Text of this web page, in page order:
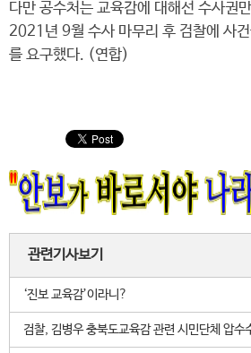
다만 공수처는 교육감에 대해선 수사권
2021년 9월 수사 마무리 후 검찰에 사건
를 요구했다. (연합)
관련기사보기
‘진보 교육감’이라니?
검찰, 김병우 충북도교육감 관련 시민단체 압수